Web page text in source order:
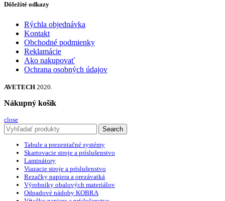
Dôležité odkazy
Rýchla objednávka
Kontakt
Obchodné podmienky
Reklamácie
Ako nakupovať
Ochrana osobných údajov
AVETECH 2020.
Nákupný košík
close
Search
Tabule a prezentačné systémy
Skartovacie stroje a príslušenstvo
Laminátory
Viazacie stroje a príslušenstvo
Rezačky papiera a orezávatká
Výrobníky obalových materiálov
Odpadové nádoby KOBRA